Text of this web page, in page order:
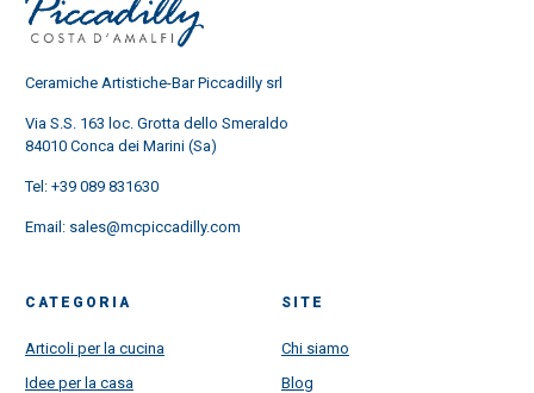
Ceramiche Artistiche-Bar Piccadilly srl
Via S.S. 163 loc. Grotta dello Smeraldo
84010 Conca dei Marini (Sa)
Tel: +39 089 831630
Email: sales@mcpiccadilly.com
CATEGORIA
Articoli per la cucina
Idee per la casa
SITE
Chi siamo
Blog